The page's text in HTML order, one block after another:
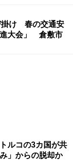
掛け 春の交通安
進大会」 倉敷市
ルコの3カ国が共
」からの脱却か